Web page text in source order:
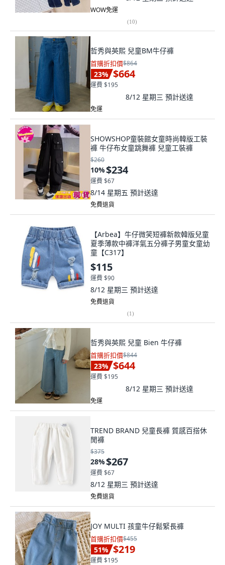
WOW免運
(10)
哲秀與英熙 兒童BM牛仔褲
首購折扣價$864
23% $664
運費 $195
8/12 星期三 預計送達
免運
SHOWSHOP童裝館女童時尚韓版工裝
褲 牛仔布女童跳舞褲 兒童工裝褲
$260
10%$234
運費 $67
8/14 星期五 預計送達
免費退貨
【Arbea】牛仔微笑短褲新款韓版兒童
夏季薄款中褲洋氣五分褲子男童女童幼
童【C317】
$115
運費 $90
8/12 星期三 預計送達
免費退貨
(1)
哲秀與英熙 兒童 Bien 牛仔褲
首購折扣價$844
23% $644
運費 $195
8/12 星期三 預計送達
免運
TREND BRAND 兒童長褲 質感百搭休
閒褲
$375
28%$267
運費 $67
8/12 星期三 預計送達
免費退貨
JOY MULTI 孩童牛仔鬆緊長褲
首購折扣價$455
51% $219
運費 $195